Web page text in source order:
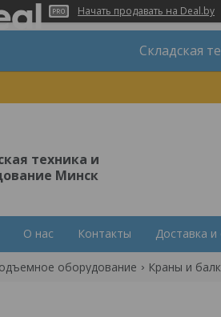
Начать продавать на Deal.by
Складская
техника и
Минск
О нас Контакты Доставка и
оборудование Краны и